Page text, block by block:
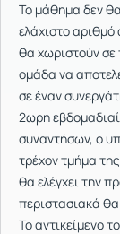
Το μάθημα δεν
ελάχιστο αριθμό
θα χωριστούν
ομάδα να
σε έναν
2ωρη
συναντήσων, ο
τρέχον τμήμα
θα ελέγχει την
περιστασιακά
Το αντικείμενο